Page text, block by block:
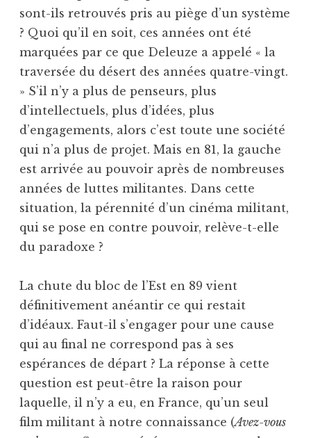
sont-ils retrouvés pris au piège d’un système
? Quoi qu’il en soit, ces années ont été
marquées par ce que Deleuze a appelé « la
traversée du désert des années quatre-vingt.
» S’il n’y a plus de penseurs, plus
d’intellectuels, plus d’idées, plus
d’engagements, alors c’est toute une société
qui n’a plus de projet. Mais en 81, la gauche
est arrivée au pouvoir après de nombreuses
années de luttes militantes. Dans cette
situation, la pérennité d’un cinéma militant,
qui se pose en contre pouvoir, relève-t-elle
du paradoxe ?
La chute du bloc de l’Est en 89 vient
définitivement anéantir ce qui restait
d’idéaux. Faut-il s’engager pour une cause
qui au final ne correspond pas à ses
espérances de départ ? La réponse à cette
question est peut-être la raison pour
laquelle, il n’y a eu, en France, qu’un seul
film militant à notre connaissance (Avez-vous